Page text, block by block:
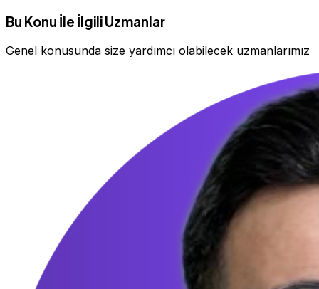
Bu Konu İle İlgili Uzmanlar
Genel konusunda size yardımcı olabilecek uzmanlarımız